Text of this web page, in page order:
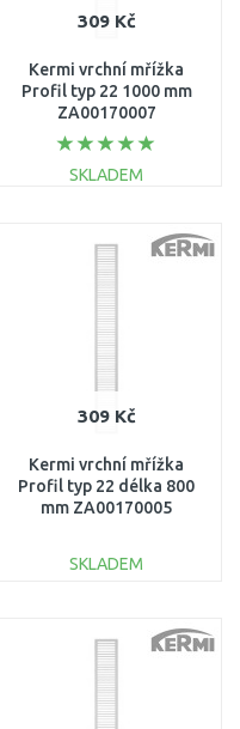
309 Kč
Kermi vrchní mřížka
Profil typ 22 1000 mm
ZA00170007
SKLADEM
Porovnat
309 Kč
Kermi vrchní mřížka
Profil typ 22 délka 800
mm ZA00170005
SKLADEM
Porovnat